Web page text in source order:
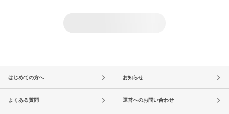
はじめての方へ お知らせ
よくある質問 運営へのお問い合わせ